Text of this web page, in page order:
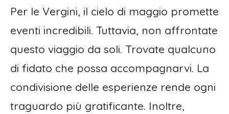
Per le Vergini, il cielo di maggio promette
eventi incredibili. Tuttavia, non affrontate
questo viaggio da soli. Trovate qualcuno
di fidato che possa accompagnarvi. La
condivisione delle esperienze rende ogni
traguardo più gratificante. Inoltre,